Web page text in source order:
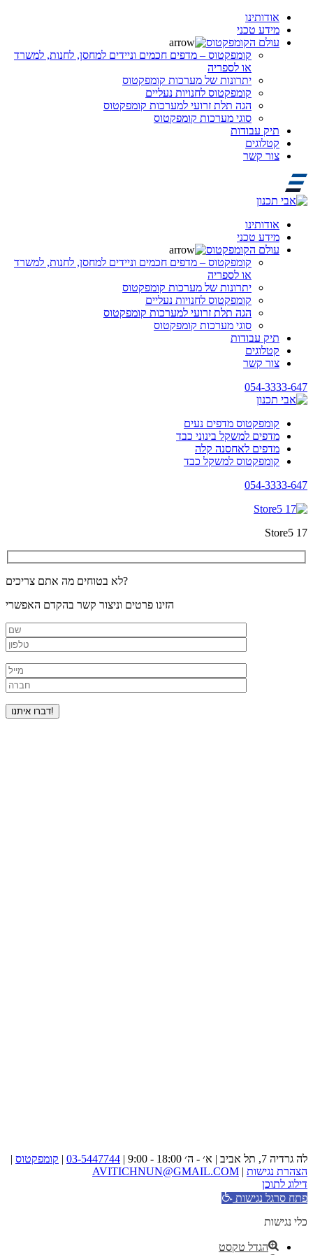
אודותינו
מידע טכני
עולם הקומפקטוס
קומפקטוס – מדפים חכמים וניידים למחסן, לחנות, למשרד
או לספריה
יתרונות של מערכות קומפקטוס
קומפקטוס לחנויות נעליים
הגה תלת זרועי למערכות קומפקטוס
סוגי מערכות קומפקטוס
תיק עבודות
קטלוגים
צור קשר
אודותינו
מידע טכני
עולם הקומפקטוס
קומפקטוס – מדפים חכמים וניידים למחסן, לחנות, למשרד
או לספריה
יתרונות של מערכות קומפקטוס
קומפקטוס לחנויות נעליים
הגה תלת זרועי למערכות קומפקטוס
סוגי מערכות קומפקטוס
תיק עבודות
קטלוגים
צור קשר
054-3333-647
קומפקטוס מדפים נעים
מדפים למשקל בינוני כבד
מדפים לאחסנה קלה
קומפקטוס למשקל כבד
054-3333-647
Store5 17
לא בטוחים מה אתם צריכים?
הזינו פרטים וניצור קשר בהקדם האפשרי
לה גרדיה 7, תל אביב | א׳ - ה׳ 18:00 - 9:00 | 03-5447744
| קומפקטוס |
הצהרת נגישות |
AVITICHNUN@GMAIL.COM
דילוג לתוכן
פתח סרגל נגישות
כלי נגישות
הגדל טקסט